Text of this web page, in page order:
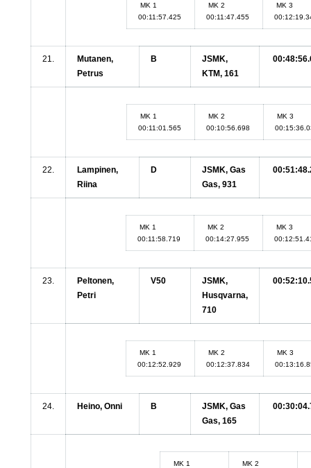
MK 1
00:11:57.425
MK 2
00:11:47.455
MK 3
21.
Mutanen,
Petrus
B
JSMK,
KTM, 161
MK 1
00:11:01.565
MK 2
00:10:56.698
MK 3
22.
Lampinen,
Riina
D
JSMK, Gas
Gas, 931
MK 1
00:11:58.719
MK 2
00:14:27.955
MK 3
23.
Peltonen,
Petri
V50
JSMK,
Husqvarna,
710
MK 1
00:12:52.929
MK 2
00:12:37.834
MK 3
24. Heino, Onni B
JSMK, Gas
Gas, 165
MK 1
MK 2